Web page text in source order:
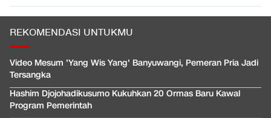
REKOMENDASI UNTUKMU
Video Mesum 'Yang Wis Yang' Banyuwangi, Pemeran Pria Jadi
Tersangka
Hashim Djojohadikusumo Kukuhkan 20 Ormas Baru Kawal
Program Pemerintah